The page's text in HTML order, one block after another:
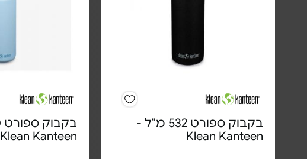
בקבוק ספורט 532 מ”ל -
Klean Kanteen
Klean Kanteen